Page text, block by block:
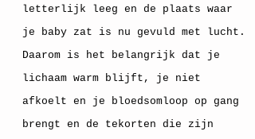
letterlijk leeg en de plaats waar
je baby zat is nu gevuld met lucht.
Daarom is het belangrijk dat je
lichaam warm blijft, je niet
afkoelt en je bloedsomloop op gang
brengt en de tekorten die zijn